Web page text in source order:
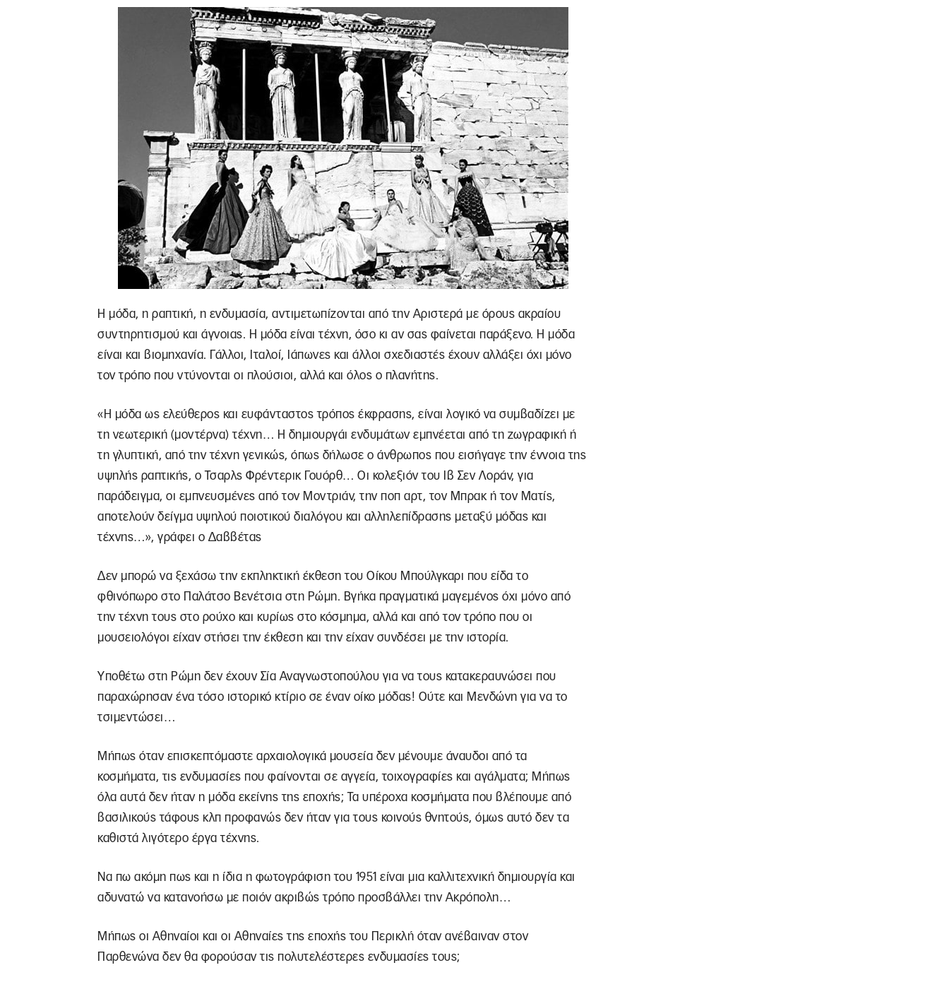
Η μόδα, η ραπτική, η ενδυμασία, αντιμετωπίζονται από την Αριστερά με όρους ακραίου
συντηρητισμού και άγνοιας. Η μόδα είναι τέχνη, όσο κι αν σας φαίνεται παράξενο. Η μόδα
είναι και βιομηχανία. Γάλλοι, Ιταλοί, Ιάπωνες και άλλοι σχεδιαστές έχουν αλλάξει όχι μόνο
τον τρόπο που ντύνονται οι πλούσιοι, αλλά και όλος ο πλανήτης.
«Η μόδα ως ελεύθερος και ευφάνταστος τρόπος έκφρασης, είναι λογικό να συμβαδίζει με
τη νεωτερική (μοντέρνα) τέχνη… Η δημιουργάι ενδυμάτων εμπνέεται από τη ζωγραφική ή
τη γλυπτική, από την τέχνη γενικώς, όπως δήλωσε ο άνθρωπος που εισήγαγε την έννοια της
υψηλής ραπτικής, ο Τσαρλς Φρέντερικ Γουόρθ… Οι κολεξιόν του Ιβ Σεν Λοράν, για
παράδειγμα, οι εμπνευσμένες από τον Μοντριάν, την ποπ αρτ, τον Μπρακ ή τον Ματίς,
αποτελούν δείγμα υψηλού ποιοτικού διαλόγου και αλληλεπίδρασης μεταξύ μόδας και
τέχνης…», γράφει ο Δαββέτας
Δεν μπορώ να ξεχάσω την εκπληκτική έκθεση του Οίκου Μπούλγκαρι που είδα το
φθινόπωρο στο Παλάτσο Βενέτσια στη Ρώμη. Βγήκα πραγματικά μαγεμένος όχι μόνο από
την τέχνη τους στο ρούχο και κυρίως στο κόσμημα, αλλά και από τον τρόπο που οι
μουσειολόγοι είχαν στήσει την έκθεση και την είχαν συνδέσει με την ιστορία.
Υποθέτω στη Ρώμη δεν έχουν Σία Αναγνωστοπούλου για να τους κατακεραυνώσει που
παραχώρησαν ένα τόσο ιστορικό κτίριο σε έναν οίκο μόδας! Ούτε και Μενδώνη για να το
τσιμεντώσει…
Μήπως όταν επισκεπτόμαστε αρχαιολογικά μουσεία δεν μένουμε άναυδοι από τα
κοσμήματα, τις ενδυμασίες που φαίνονται σε αγγεία, τοιχογραφίες και αγάλματα; Μήπως
όλα αυτά δεν ήταν η μόδα εκείνης της εποχής; Τα υπέροχα κοσμήματα που βλέπουμε από
βασιλικούς τάφους κλπ προφανώς δεν ήταν για τους κοινούς θνητούς, όμως αυτό δεν τα
καθιστά λιγότερο έργα τέχνης.
Να πω ακόμη πως και η ίδια η φωτογράφιση του 1951 είναι μια καλλιτεχνική δημιουργία και
αδυνατώ να κατανοήσω με ποιόν ακριβώς τρόπο προσβάλλει την Ακρόπολη…
Μήπως οι Αθηναίοι και οι Αθηναίες της εποχής του Περικλή όταν ανέβαιναν στον
Παρθενώνα δεν θα φορούσαν τις πολυτελέστερες ενδυμασίες τους;